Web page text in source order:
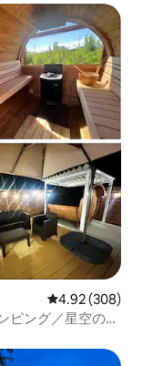
レビュー308
4.92 (308)
ピング／星空の下